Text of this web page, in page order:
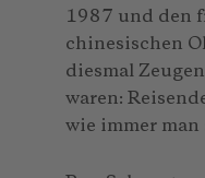
1987 und den
chinesischen
diesmal
waren:
wie immer